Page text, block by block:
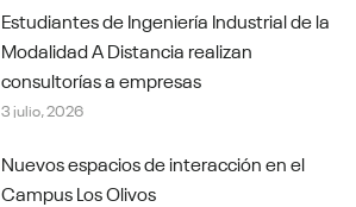
Estudiantes de Ingeniería Industrial de la
Modalidad A Distancia realizan
consultorías a empresas
3 julio, 2026
Nuevos espacios de interacción en el
Campus Los Olivos